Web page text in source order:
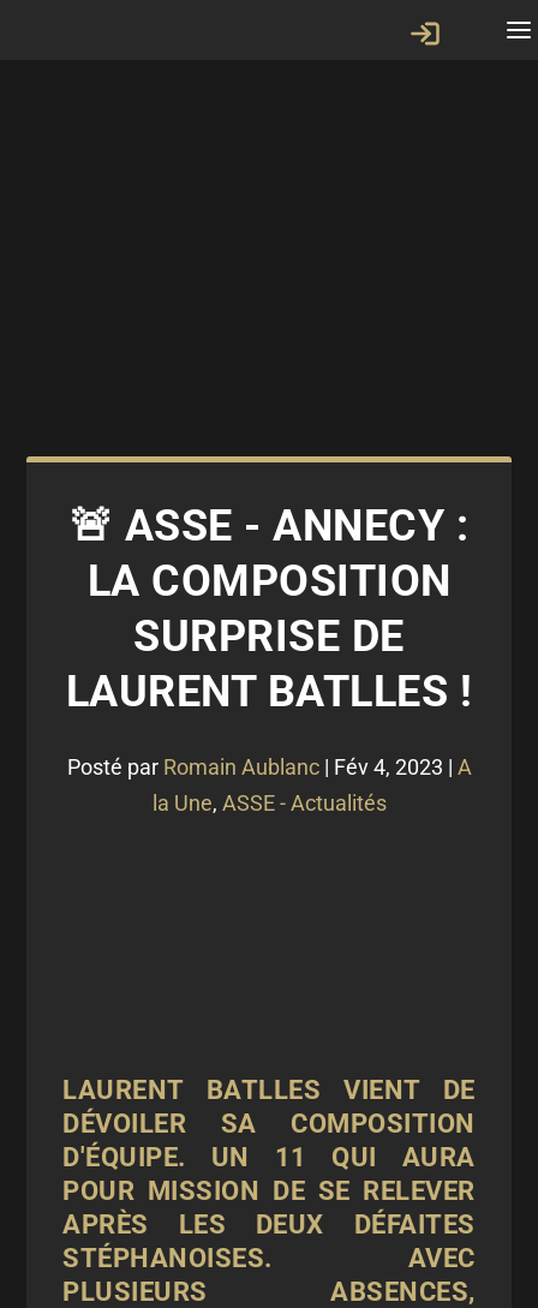
🚨 ASSE - ANNECY :
LA COMPOSITION
SURPRISE DE
LAURENT BATLLES !
Posté par Romain Aublanc| Fév 4, 2023 | A
la Une, ASSE - Actualités
LAURENT BATLLES VIENT DE
DÉVOILER SA COMPOSITION
D'ÉQUIPE. UN 11 QUI AURA
POUR MISSION DE SE RELEVER
APRÈS LES DEUX DÉFAITES
STÉPHANOISES. AVEC
PLUSIEURS ABSENCES,